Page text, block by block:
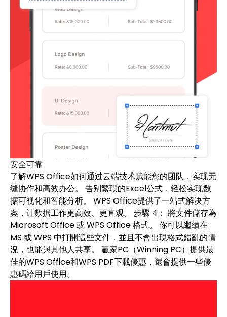
安全可靠
了解WPS Office如何通过云端技术赋能您的团队，实现无
缝协作和高效办公。 告别繁琐的Excel公式，轻松实现数
据可视化和智能分析。 WPS Office提供了一站式解决方
案，让数据工作更高效、更直观。 步驟 4： 將文件儲存為
Microsoft Office 或 WPS Office 格式。 你可以繼續在
MS 或 WPS 中打開這些文件，並且不會出現格式錯亂的情
況，也能與其他人共享。 贏家PC（Winning PC）提供最
佳的WPS Office和WPS PDF下載優惠，還會提供一些優
惠碼給用戶使用。